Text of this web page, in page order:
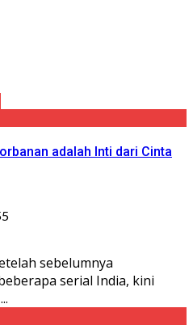
adalah Inti dari Cinta
sebelumnya
serial India, kini